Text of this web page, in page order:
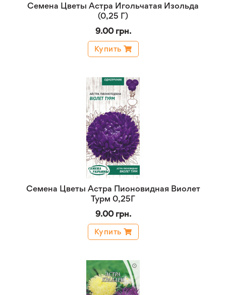
Семена Цветы Астра Игольчатая Изольда
(0,25 Г)
9.00 грн.
Купить
Семена Цветы Астра Пионовидная Виолет
Турм 0,25Г
9.00 грн.
Купить